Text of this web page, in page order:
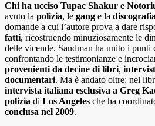
Chi ha ucciso Tupac Shakur e
avuto la polizia, le gang e la
domande a cui l’autore prova a dare
fatti, ricostruendo minuziosamente le
delle vicende. Sandman ha unito i punti
confrontando le testimonianze e
provenienti da decine di libri,
documentari. Ma è andato oltre: nel
intervista italiana esclusiva a Greg
polizia di Los Angeles che ha
conclusa nel 2009.